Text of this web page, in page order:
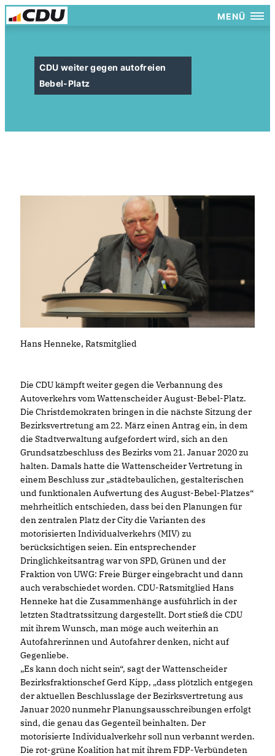
MENÜ
CDU weiter gegen autofreien
Bebel-Platz
Hans Henneke, Ratsmitglied
Die CDU kämpft weiter gegen die Verbannung des
Autoverkehrs vom Wattenscheider August-Bebel-Platz.
Die Christdemokraten bringen in die nächste Sitzung der
Bezirksvertretung am 22. März einen Antrag ein, in dem
die Stadtverwaltung aufgefordert wird, sich an den
Grundsatzbeschluss des Bezirks vom 21. Januar 2020 zu
halten. Damals hatte die Wattenscheider Vertretung in
einem Beschluss zur „städtebaulichen, gestalterischen
und funktionalen Aufwertung des August-Bebel-Platzes“
mehrheitlich entschieden, dass bei den Planungen für
den zentralen Platz der City die Varianten des
motorisierten Individualverkehrs (MIV) zu
berücksichtigen seien. Ein entsprechender
Dringlichkeitsantrag war von SPD, Grünen und der
Fraktion von UWG: Freie Bürger eingebracht und dann
auch verabschiedet worden. CDU-Ratsmitglied Hans
Henneke hat die Zusammenhänge ausführlich in der
letzten Stadtratssitzung dargestellt. Dort stieß die CDU
mit ihrem Wunsch, man möge auch weiterhin an
Autofahrerinnen und Autofahrer denken, nicht auf
Gegenliebe.
Es kann doch nicht sein“, sagt der Wattenscheider
Bezirksfraktionschef Gerd Kipp, „dass plötzlich entgegen
der aktuellen Beschlusslage der Bezirksvertretung aus
Januar 2020 nunmehr Planungsausschreibungen erfolgt
sind, die genau das Gegenteil beinhalten. Der
motorisierte Individualverkehr soll nun verbannt werden.
Die rot-grüne Koalition hat mit ihrem FDP-Verbündeten